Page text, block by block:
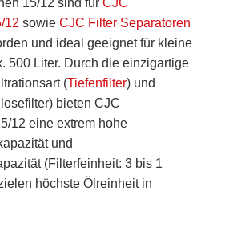
12 sowie CJC Filter Separatoren
und ideal geeignet für kleine
500 Liter. Durch die einzigartige
(Tiefenfilter) und
bieten CJC
12 eine extrem hohe
und
(Filterfeinheit: 3 bis 1
höchste Ölreinheit in